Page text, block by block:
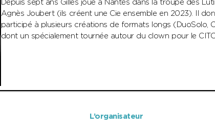
Depuis sept ans Gilles joue à Nantes dans la troupe des
Agnès Joubert (ils créent une Cie ensemble en 2023). Il
participé à plusieurs créations de formats longs (DuoSolo,
dont un spécialement tournée autour du clown pour le
L’organisateur